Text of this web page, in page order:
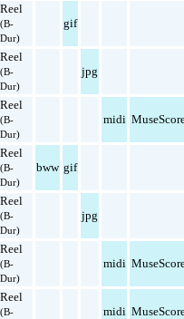
Reel
(B-
Dur)
gif
Reel
(B-
Dur)
jpg
Reel
(B-
Dur)
midi
Reel
(B-
Dur)
bww gif
Reel
(B-
Dur)
jpg
Reel
(B-
Dur)
midi
Reel
(B-
midi